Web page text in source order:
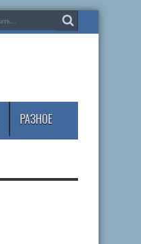
РАЗНОЕ